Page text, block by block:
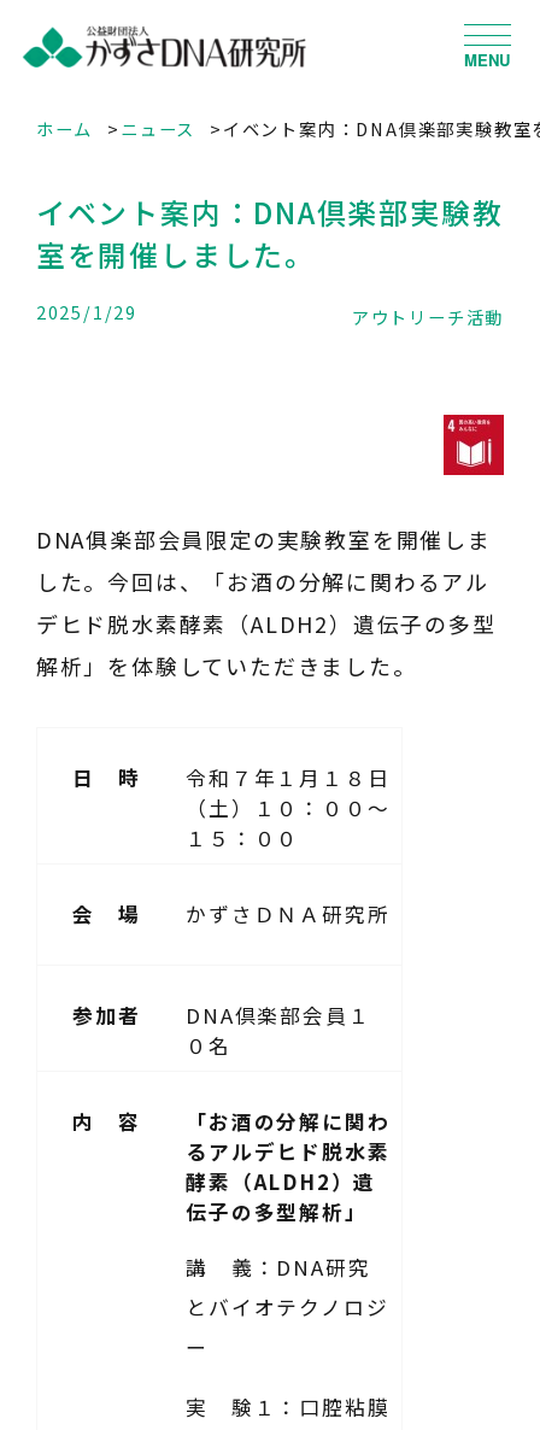
MENU
ホーム ニュース イベント案内：DNA倶楽部実験教室
イベント案内：DNA倶楽部実験教
室を開催しました。
2025/1/29 アウトリーチ活動
DNA俱楽部会員限定の実験教室を開催しま
した。今回は、「お酒の分解に関わるアル
デヒド脱水素酵素（ALDH2）遺伝子の多型
解析」を体験していただきました。
日 時
令和７年１月１８日
（土）１０：００～
１５：００
会 場 かずさＤＮＡ研究所
参加者
DNA倶楽部会員１
０名
内 容
「お酒の分解に関わ
るアルデヒド脱水素
酵素（ALDH2）遺
伝子の多型解析」
講 義：DNA研究
とバイオテクノロジ
ー
実 験１：口腔粘膜